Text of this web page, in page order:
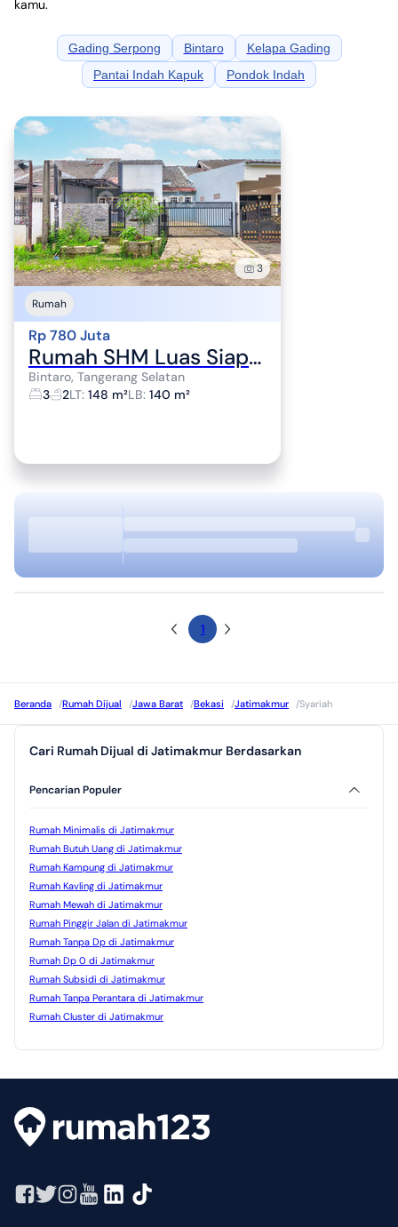
kamu.
Gading Serpong Bintaro
Kelapa Gading
Pantai Indah Kapuk
Pondok Indah
3
Rumah
Rp 780 Juta
Rumah SHM Luas Siap KPR 15 Mnt ke Gerbang Tol Pinang J-24311
Bintaro, Tangerang Selatan
3
2LT: 148 m²LB: 140 m²
1
Beranda /Rumah Dijual /Jawa Barat /Bekasi /Jatimakmur /Syariah
Cari Rumah Dijual di Jatimakmur Berdasarkan
Pencarian Populer
Rumah Minimalis di Jatimakmur
Rumah Butuh Uang di Jatimakmur
Rumah Kampung di Jatimakmur
Rumah Kavling di Jatimakmur
Rumah Mewah di Jatimakmur
Rumah Pinggir Jalan di Jatimakmur
Rumah Tanpa Dp di Jatimakmur
Rumah Dp 0 di Jatimakmur
Rumah Subsidi di Jatimakmur
Rumah Tanpa Perantara di Jatimakmur
Rumah Cluster di Jatimakmur